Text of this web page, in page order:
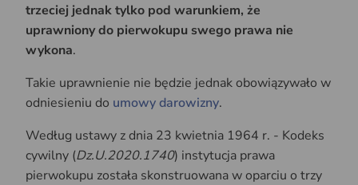
trzeciej jednak tylko pod warunkiem, że
uprawniony do pierwokupu swego prawa nie
wykona.
Takie uprawnienie nie będzie jednak obowiązywało w
odniesieniu do umowy darowizny.
Według ustawy z dnia 23 kwietnia 1964 r. - Kodeks
cywilny (Dz.U.2020.1740) instytucja prawa
pierwokupu została skonstruowana w oparciu o trzy